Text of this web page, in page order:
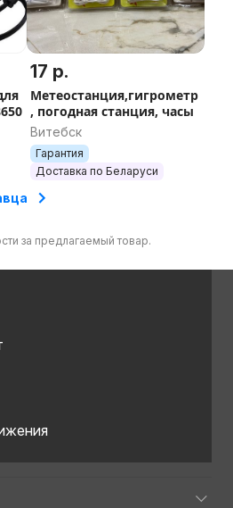
17 р.
Метеостанция,гигрометр
, погодная станция, часы
Витебск
Гарантия
Доставка по Беларуси
за предлагаемый товар.